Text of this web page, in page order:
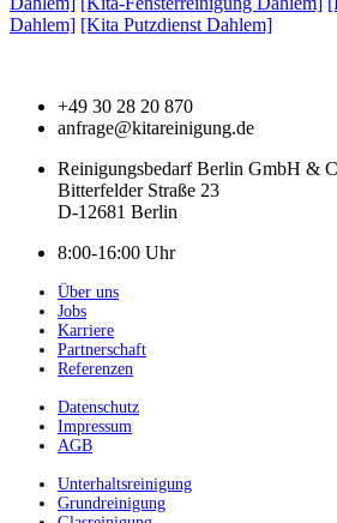
Dahlem] [Kita Putzdienst Dahlem]
+49 30 28 20 870
anfrage@kitareinigung.de
Reinigungsbedarf Berlin GmbH &
Bitterfelder Straße 23
D-12681 Berlin
8:00-16:00 Uhr
Über uns
Jobs
Karriere
Partnerschaft
Referenzen
Datenschutz
Impressum
AGB
Unterhaltsreinigung
Grundreinigung